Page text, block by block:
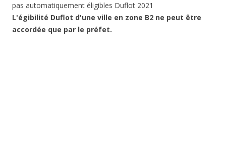
pas automatiquement éligibles Duflot 2021
L'égibilité Duflot d'une ville en zone B2 ne peut être
accordée que par le préfet.